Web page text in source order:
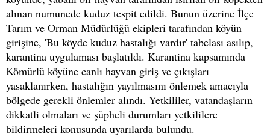
alınan numunede kuduz tespit edildi. Bunun üzerine İlçe
Tarım ve Orman Müdürlüğü ekipleri tarafından köyün
girişine, 'Bu köyde kuduz hastalığı vardır' tabelası asılıp,
karantina uygulaması başlatıldı. Karantina kapsamında
Kömürlü köyüne canlı hayvan giriş ve çıkışları
yasaklanırken, hastalığın yayılmasını önlemek amacıyla
bölgede gerekli önlemler alındı. Yetkililer, vatandaşların
dikkatli olmaları ve şüpheli durumları yetkililere
bildirmeleri konusunda uyarılarda bulundu.